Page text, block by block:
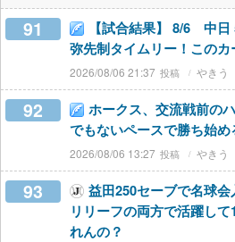
91
【試合結果】 8/6 中
弥先制タイムリー！このカ
2026/08/06 21:37 やきう
92
ホークス、交流戦前の
でもないペースで勝ち始め
2026/08/06 13:27 やきう
93
益田250セーブで名球
リリーフの両方で活躍し
れんの？